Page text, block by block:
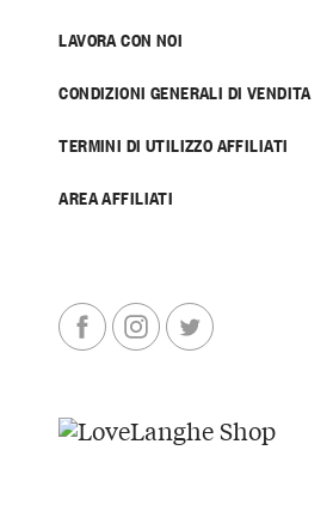
LAVORA CON NOI
CONDIZIONI GENERALI DI VENDITA
TERMINI DI UTILIZZO AFFILIATI
AREA AFFILIATI